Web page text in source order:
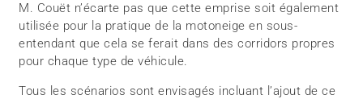
M. Couët n’écarte pas que cette emprise soit également
utilisée pour la pratique de la motoneige en sous-
entendant que cela se ferait dans des corridors propres
pour chaque type de véhicule.
Tous les scénarios sont envisagés incluant l’ajout de ce